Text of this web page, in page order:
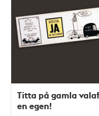
Titta på gamla
en egen!